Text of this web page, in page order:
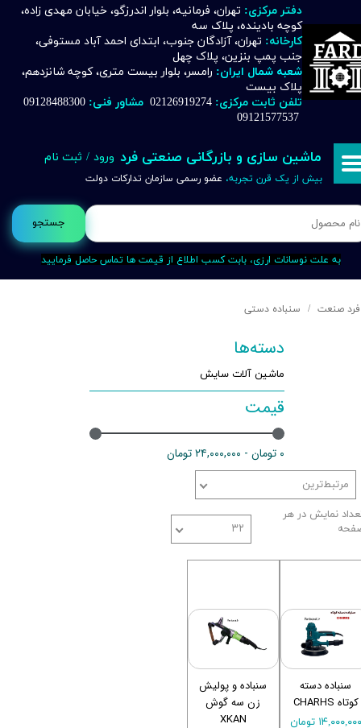
جستجو
دفتر مرکزی: تهران، فرمانیه، بلوار اندرزگو، خیابان مهدی زاده،
کوچه بادینده، پلاک سه
کارخانه: تهران، آزادگان جنوب، ابتدای احمد آباد مستوفی،
جنب پمپ بنزین، پلاک چهل
شعبه شمال ایران: رامسر، بلوار بیست متری، کوچه شانزدهم،
پلاک بیست
تلفن ثابت مرکزی: 02126919274 مشاور فنی:
09121577537
ماشین سازی و بازرگانی صنعتی فرد
بیش از یک قرن تجربه، عضو رسمی سازمان تدارکات دولت
ورود / ثبت نام
حساب کاربری من
تغییر گذر واژه
خروج از حساب کاربری
به علت نوسانات ارزی، بابت کسب اطلاع از قیمت ها تماس حاصل فرمایید
فرد صنعت سنباده دستی
دسته‌ها
ماشین آلات سایش
قیمت
۰ تومان - ۲۴,۰۰۰,۰۰۰ تومان
مرتبط‌ترین
نمایش در هر
۳۲
سنباده دسته
کوتاه CHARHS
۱۴,۰۰۰,۰۰۰ تومان
سنباده و پولیش
زن سه گوش
XKAN